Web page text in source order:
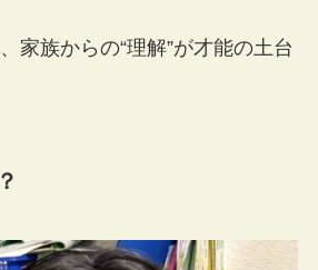
家族からの“理解”が才能の土台